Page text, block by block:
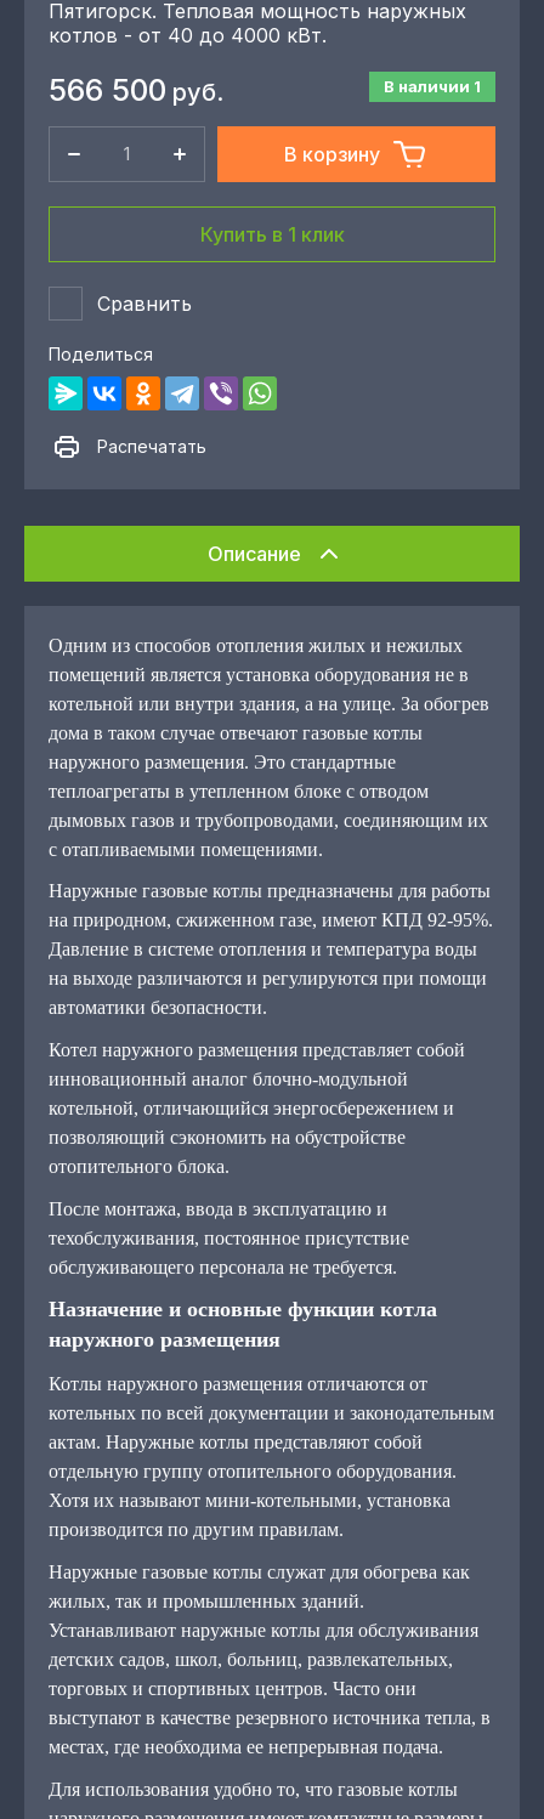
Пятигорск. Тепловая мощность наружных
котлов - от 40 до 4000 кВт.
В наличии 1
566 500 руб.
В корзину
Купить в 1 клик
Сравнить
Поделиться
Распечатать
Описание
Одним из способов отопления жилых и нежилых
помещений является установка оборудования не в
котельной или внутри здания, а на улице. За обогрев
дома в таком случае отвечают газовые котлы
наружного размещения. Это стандартные
теплоагрегаты в утепленном блоке с отводом
дымовых газов и трубопроводами, соединяющим их
с отапливаемыми помещениями.
Наружные газовые котлы предназначены для работы
на природном, сжиженном газе, имеют КПД 92-95%.
Давление в системе отопления и температура воды
на выходе различаются и регулируются при помощи
автоматики безопасности.
Котел наружного размещения представляет собой
инновационный аналог блочно-модульной
котельной, отличающийся энергосбережением и
позволяющий сэкономить на обустройстве
отопительного блока.
После монтажа, ввода в эксплуатацию и
техобслуживания, постоянное присутствие
обслуживающего персонала не требуется.
Назначение и основные функции котла
наружного размещения
Котлы наружного размещения отличаются от
котельных по всей документации и законодательным
актам. Наружные котлы представляют собой
отдельную группу отопительного оборудования.
Хотя их называют мини-котельными, установка
производится по другим правилам.
Наружные газовые котлы служат для обогрева как
жилых, так и промышленных зданий.
Устанавливают наружные котлы для обслуживания
детских садов, школ, больниц, развлекательных,
торговых и спортивных центров. Часто они
выступают в качестве резервного источника тепла, в
местах, где необходима ее непрерывная подача.
Для использования удобно то, что газовые котлы